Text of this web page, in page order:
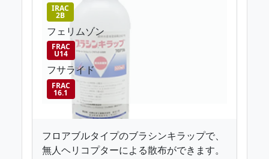
IRAC
2B
フェリムゾン
FRAC
U14
フサライド
FRAC
16.1
フロアブルタイプのブラシンキラップで、
無人ヘリコプターによる散布ができます。